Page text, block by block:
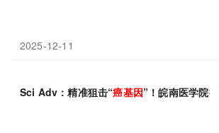
2025-12-11
Sci Adv：精准狙击“癌基因”！皖南医学院